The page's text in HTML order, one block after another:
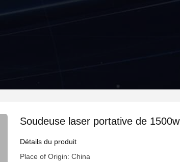
Soudeuse laser portative de 1500w
Détails du produit
Place of Origin: China